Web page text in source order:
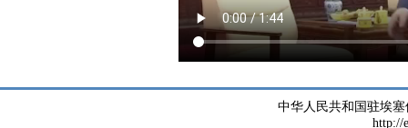
中华人民共和国驻埃
http://